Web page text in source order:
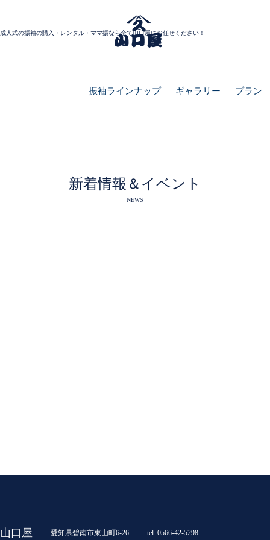
成人式の振袖の購入・レンタル・ママ振なら全て山口屋にお任せください！
振袖ラインナップ ギャラリー プラン
新着情報＆イベント
NEWS
山口屋 愛知県碧南市東山町6-26 tel. 0566-42-5298